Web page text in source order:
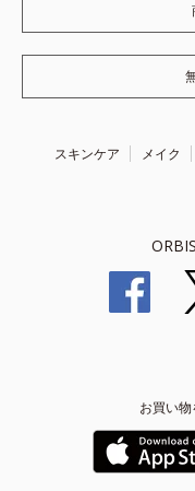
スキンケア メイク
お買い